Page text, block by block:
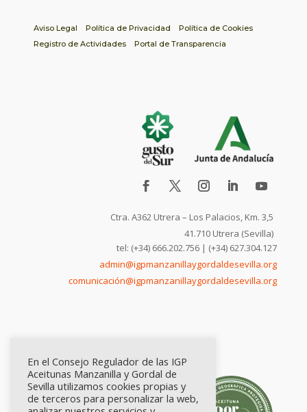
Aviso Legal Política de Privacidad
Política de Cookies
Registro de Actividades
Portal de Transparencia
Ctra. A362 Utrera – Los Palacios, Km. 3,5
41.710 Utrera (Sevilla)
tel: (+34) 666.202.756 | (+34) 627.304.127
admin@igpmanzanillaygordaldesevilla.org
comunicación@igpmanzanillaygordaldesevilla.org
En el Consejo Regulador de las IGP
Aceitunas Manzanilla y Gordal de
Sevilla utilizamos cookies propias y
de terceros para personalizar la web,